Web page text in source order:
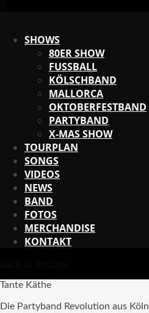
SHOWS
80ER SHOW
FUSSBALL
KÖLSCHBAND
MALLORCA
OKTOBERFESTBAND
PARTYBAND
X-MAS SHOW
TOURPLAN
SONGS
VIDEOS
NEWS
BAND
FOTOS
MERCHANDISE
KONTAKT
Tante Käthe
Die Partyband Revolution aus Köln